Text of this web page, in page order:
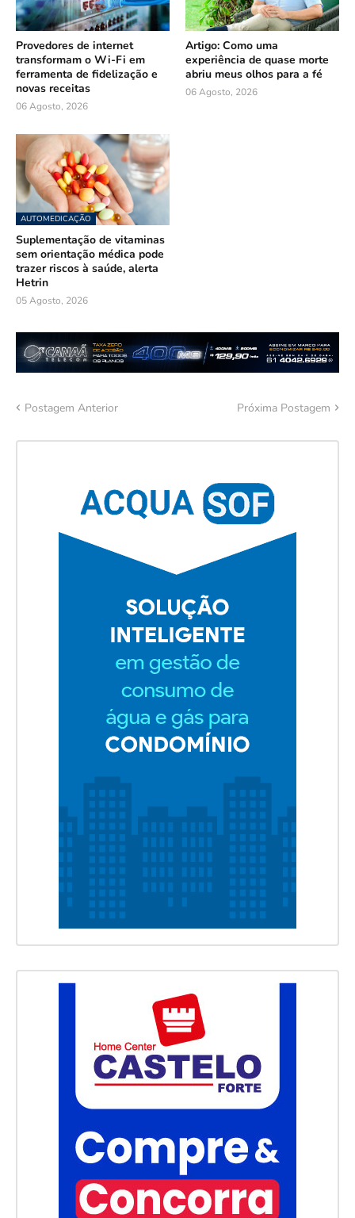
Provedores de internet
transformam o Wi-Fi em
ferramenta de fidelização e
novas receitas
06 Agosto, 2026
Artigo: Como uma
experiência de quase morte
abriu meus olhos para a fé
06 Agosto, 2026
AUTOMEDICAÇÃO
Suplementação de vitaminas
sem orientação médica pode
trazer riscos à saúde, alerta
Hetrin
05 Agosto, 2026
Postagem Anterior Próxima Postagem